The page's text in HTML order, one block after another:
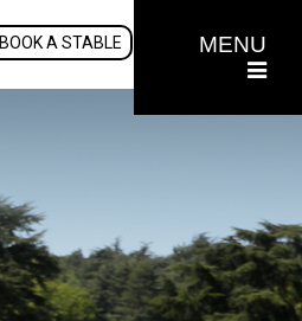
MENU
BOOK A STABLE